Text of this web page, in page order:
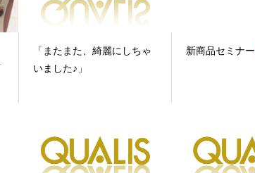
「またまた、綺麗にしちゃ
いました♪」
新商品セミナー